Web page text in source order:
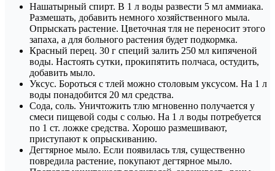
Нашатырный спирт. В 1 л воды развести 5 мл аммиака.
Размешать, добавить немного хозяйственного мыла.
Опрыскать растение. Цветочная тля не переносит этого
запаха, а для больного растения будет подкормка.
Красный перец. 30 г специй залить 250 мл кипяченой
воды. Настоять сутки, прокипятить полчаса, остудить,
добавить мыло.
Уксус. Бороться с тлей можно столовым уксусом. На 1 л
воды понадобится 20 мл средства.
Сода, соль. Уничтожить тлю мгновенно получается у
смеси пищевой соды с солью. На 1 л воды потребуется
по 1 ст. ложке средства. Хорошо размешивают,
приступают к опрыскиванию.
Дегтярное мыло. Если появилась тля, существенно
повредила растение, покупают дегтярное мыло.